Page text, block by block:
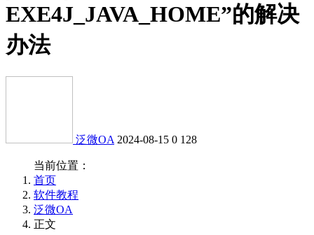
EXE4J_JAVA_HOME”的解决
办法
泛微OA 2024-08-15 0 128
当前位置：
首页
软件教程
泛微OA
正文